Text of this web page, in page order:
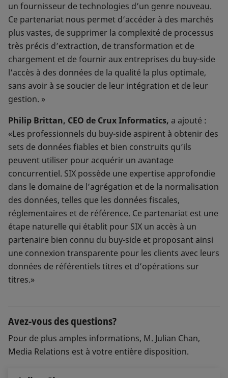
un fournisseur de technologies d’un genre nouveau.
Ce partenariat nous permet d’accéder à des marchés
plus vastes, de supprimer la complexité de processus
très précis d’extraction, de transformation et de
chargement et de fournir aux entreprises du buy-side
l’accès à des données de la qualité la plus optimale,
sans avoir à se soucier de leur intégration et de leur
gestion. »
Philip Brittan, CEO de Crux Informatics, a ajouté :
«Les professionnels du buy-side aspirent à obtenir des
sets de données fiables et bien construits qu’ils
peuvent utiliser pour acquérir un avantage
concurrentiel. SIX possède une expertise approfondie
dans le domaine de l’agrégation et de la normalisation
des données, telles que les données fiscales,
réglementaires et de référence. Ce partenariat est une
étape naturelle qui établit pour SIX un accès à un
partenaire bien connu du buy-side et proposant ainsi
une connexion transparente pour les clients avec leurs
données de référentiels titres et d’opérations sur
titres.»
Avez-vous des questions?
Pour de plus amples informations, M. Julian Chan,
Media Relations est à votre entière disposition.